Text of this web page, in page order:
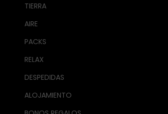
TIERRA
AIRE
PACKS
RELAX
DESPEDIDAS
ALOJAMIENTO